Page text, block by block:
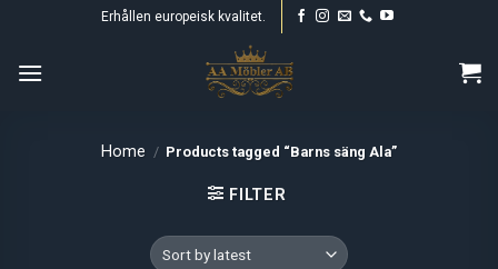
content
Erhållen europeisk kvalitet.
Home / Products tagged “Barns säng Ala”
FILTER